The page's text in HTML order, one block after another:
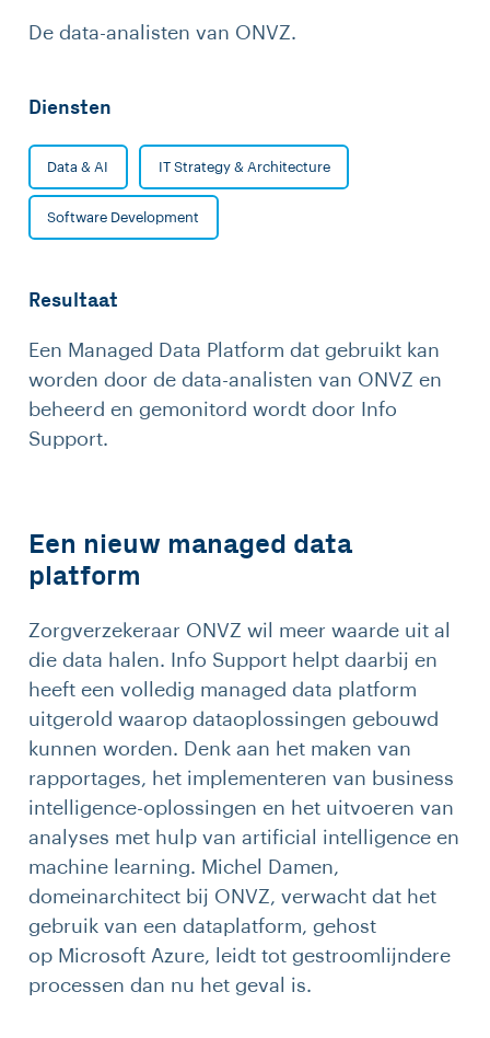
De data-analisten van ONVZ.
Diensten
Data & AI IT Strategy & Architecture
Software Development
Resultaat
Een Managed Data Platform dat gebruikt kan
worden door de data-analisten van ONVZ en
beheerd en gemonitord wordt door Info
Support.
Een nieuw managed data
platform
Zorgverzekeraar ONVZ wil meer waarde uit al
die data halen. Info Support helpt daarbij en
heeft een volledig managed data platform
uitgerold waarop dataoplossingen gebouwd
kunnen worden. Denk aan het maken van
rapportages, het implementeren van business
intelligence-oplossingen en het uitvoeren van
analyses met hulp van artificial intelligence en
machine learning. Michel Damen,
domeinarchitect bij ONVZ, verwacht dat het
gebruik van een dataplatform, gehost
op Microsoft Azure, leidt tot gestroomlijndere
processen dan nu het geval is.